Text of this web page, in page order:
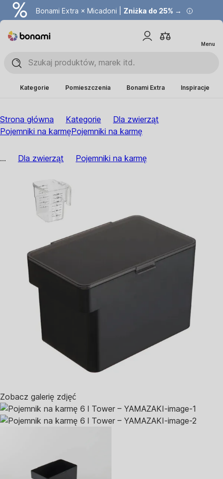
Bonami Extra × Micadoni | Zniżka do 25% →
Menu
Kategorie Pomieszczenia Bonami Extra Inspiracje
Strona główna Kategorie
Dla zwierząt
Pojemniki na karmęPojemniki na karmę
... Dla zwierząt Pojemniki na karmę
Zobacz galerię zdjęć